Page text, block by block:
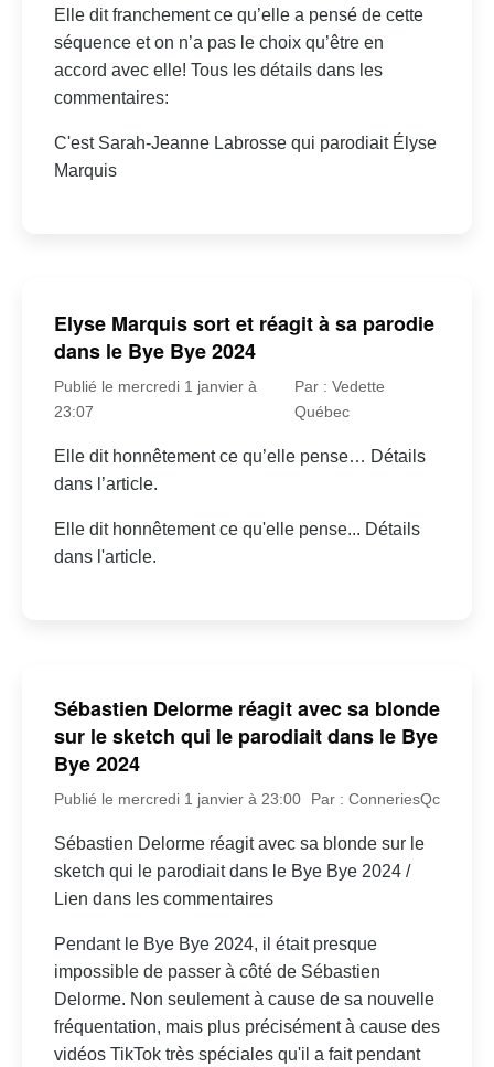
Elle dit franchement ce qu’elle a pensé de cette
séquence et on n’a pas le choix qu’être en
accord avec elle! Tous les détails dans les
commentaires:
C'est Sarah-Jeanne Labrosse qui parodiait Élyse
Marquis
Elyse Marquis sort et réagit à sa parodie
dans le Bye Bye 2024
Publié le mercredi 1 janvier à
23:07
Par : Vedette
Québec
Elle dit honnêtement ce qu’elle pense… Détails
dans l’article.
Elle dit honnêtement ce qu'elle pense... Détails
dans l'article.
Sébastien Delorme réagit avec sa blonde
sur le sketch qui le parodiait dans le Bye
Bye 2024
Publié le mercredi 1 janvier à 23:00 Par : ConneriesQc
Sébastien Delorme réagit avec sa blonde sur le
sketch qui le parodiait dans le Bye Bye 2024 /
Lien dans les commentaires
Pendant le Bye Bye 2024, il était presque
impossible de passer à côté de Sébastien
Delorme. Non seulement à cause de sa nouvelle
fréquentation, mais plus précisément à cause des
vidéos TikTok très spéciales qu'il a fait pendant